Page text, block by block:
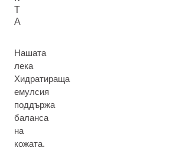
Т
А
Нашата
лека
Хидратираща
емулсия
поддържа
баланса
на
кожата.